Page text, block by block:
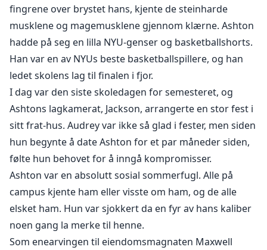
fingrene over brystet hans, kjente de steinharde
musklene og magemusklene gjennom klærne. Ashton
hadde på seg en lilla NYU-genser og basketballshorts.
Han var en av NYUs beste basketballspillere, og han
ledet skolens lag til finalen i fjor.
I dag var den siste skoledagen for semesteret, og
Ashtons lagkamerat, Jackson, arrangerte en stor fest i
sitt frat-hus. Audrey var ikke så glad i fester, men siden
hun begynte å date Ashton for et par måneder siden,
følte hun behovet for å inngå kompromisser.
Ashton var en absolutt sosial sommerfugl. Alle på
campus kjente ham eller visste om ham, og de alle
elsket ham. Hun var sjokkert da en fyr av hans kaliber
noen gang la merke til henne.
Som enearvingen til eiendomsmagnaten Maxwell